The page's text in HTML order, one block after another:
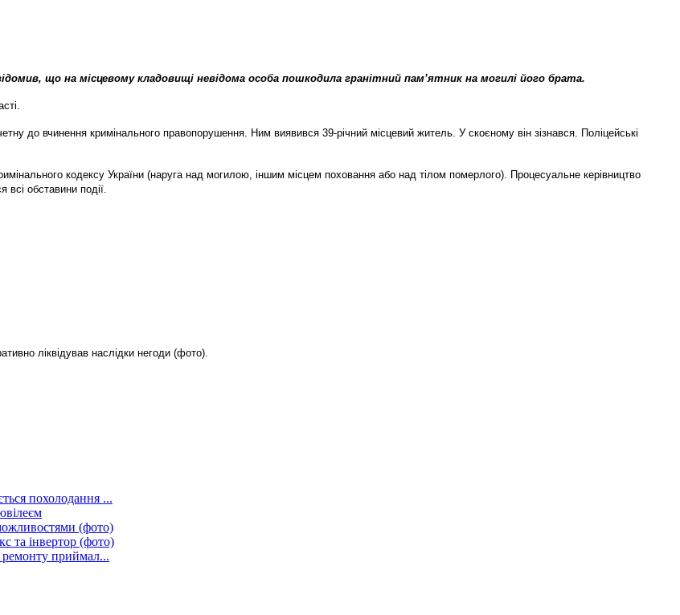
що на місцевому кладовищі невідома особа пошкодила гранітний пам’ятник на могилі його брата.
до вчинення кримінального правопорушення. Ним виявився 39-річний місцевий житель. У скоєному він зізнався. Поліцейські
кодексу України (наруга над могилою, іншим місцем поховання або над тілом померлого). Процесуальне керівництво
обставини події.
ліквідував наслідки негоди (фото).
похолодання ...
(фото)
та інвертор (фото)
ремонту приймал...